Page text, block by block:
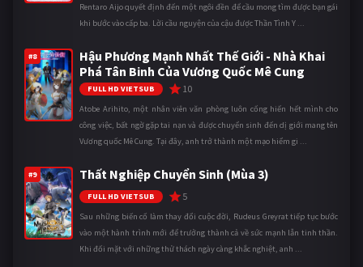
Rentaro Aijo quyết định đến một ngôi đền để cầu mong tìm được bạn gái
khi bước vào cấp ba. Lời cầu nguyện của cậu được Thần Tình Y ...
#8
Hậu Phương Mạnh Nhất Thế Giới - Nhà Khai
Phá Tân Binh Của Vương Quốc Mê Cung
FULL HD VIETSUB 10
Atobe Arihito, một nhân viên văn phòng luôn cống hiến hết mình cho
công việc, bất ngờ gặp tai nạn và được chuyển sinh đến dị giới mang tên
Vương quốc Mê Cung. Tại đây, anh trở thành một mạo hiểm gi ...
#9 Thất Nghiệp Chuyển Sinh (Mùa 3)
FULL HD VIETSUB 5
Sau những biến cố làm thay đổi cuộc đời, Rudeus Greyrat tiếp tục bước
vào một hành trình mới để trưởng thành cả về sức mạnh lẫn tinh thần.
Khi đối mặt với những thử thách ngày càng khắc nghiệt, anh ...